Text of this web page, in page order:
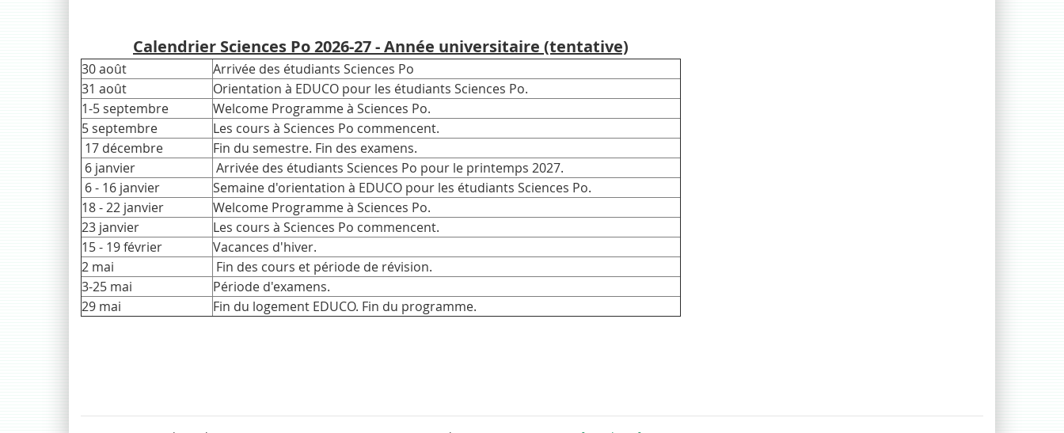
Calendrier Sciences Po 2026-27 - Année universitaire (tentative)
30 août Arrivée des étudiants Sciences Po
31 août
Orientation à EDUCO pour les étudiants Sciences Po.
1-5 septembre
Welcome Programme à Sciences Po.
5 septembre
Les cours à Sciences Po commencent.
17 décembre
Fin du semestre. Fin des examens.
6 janvier
Arrivée des étudiants Sciences Po pour le printemps 2027.
6 - 16 janvier
Semaine d'orientation à EDUCO pour les étudiants Sciences Po.
18 - 22 janvier
Welcome Programme à Sciences Po.
23 janvier
Les cours à Sciences Po commencent.
15 - 19 février
Vacances d'hiver.
2 mai
Fin des cours et période de révision.
3-25 mai
Période d'examens.
29 mai
Fin du logement EDUCO. Fin du programme.